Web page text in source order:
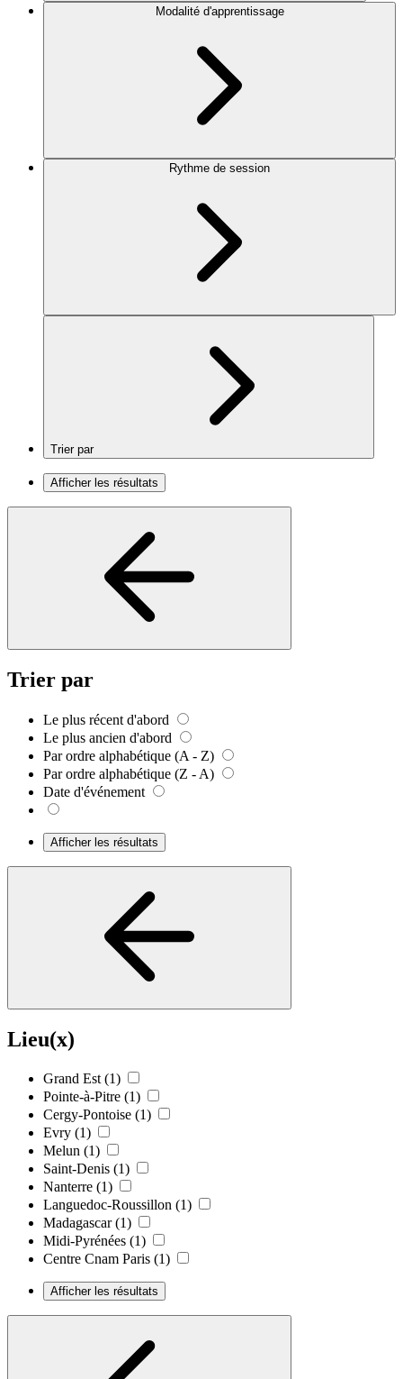
Modalité d'apprentissage
Rythme de session
Trier par
Afficher les résultats
Trier par
Le plus récent d'abord
Le plus ancien d'abord
Par ordre alphabétique (A - Z)
Par ordre alphabétique (Z - A)
Date d'événement
Afficher les résultats
Lieu(x)
Grand Est (1)
Pointe-à-Pitre (1)
Cergy-Pontoise (1)
Evry (1)
Melun (1)
Saint-Denis (1)
Nanterre (1)
Languedoc-Roussillon (1)
Madagascar (1)
Midi-Pyrénées (1)
Centre Cnam Paris (1)
Afficher les résultats